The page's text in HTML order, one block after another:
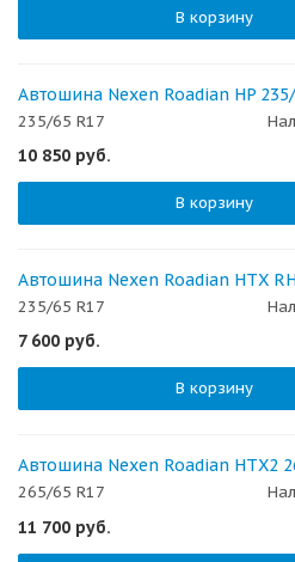
В корзину
Автошина Nexen Roadian HP
235/65 R17
10 850 руб.
В корзину
Автошина Nexen Roadian HTX
235/65 R17
7 600 руб.
В корзину
Автошина Nexen Roadian HTX2
265/65 R17
11 700 руб.